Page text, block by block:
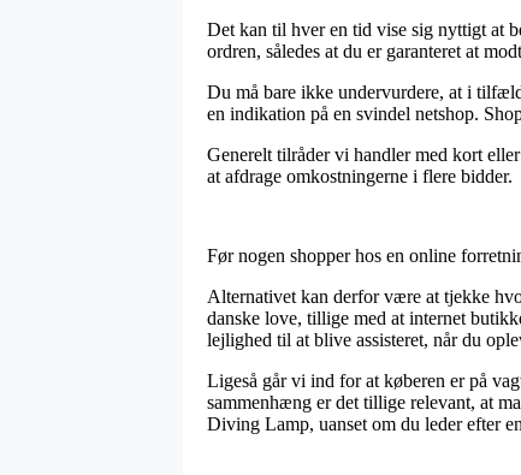
Det kan til hver en tid vise sig nyttigt at
ordren, således at du er garanteret at
Du må bare ikke undervurdere, at i
en indikation på en svindel netshop.
Generelt tilråder vi handler med kort
at afdrage omkostningerne i flere bidder.
Før nogen shopper hos en online
Alternativet kan derfor være at tjekke
danske love, tillige med at internet
lejlighed til at blive assisteret, når du
Ligeså går vi ind for at køberen er på
sammenhæng er det tillige relevant, at
Diving Lamp, uanset om du leder efter